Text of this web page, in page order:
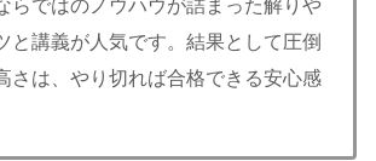
らではのノウハウが詰まった解りや
と講義が人気です。結果として圧倒
さは、やり切れば合格できる安心感